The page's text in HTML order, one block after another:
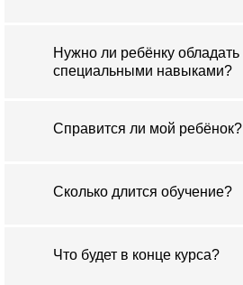
Нужно ли ребёнку обладать
специальными навыками?
Справится ли мой ребёнок?
Сколько длится обучение?
Что будет в конце курса?